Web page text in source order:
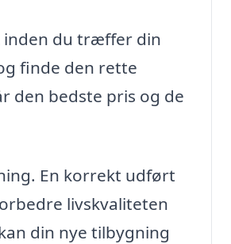
inden du træffer din
finde den rette
den bedste pris og de
En korrekt udført
livskvaliteten
din nye tilbygning